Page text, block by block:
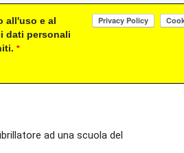
all'uso e al
dati personali
*
ad una scuola del